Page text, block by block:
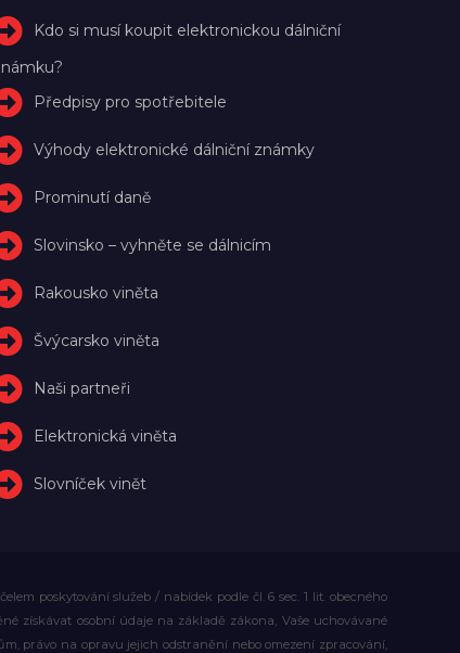
Kdo si musí koupit elektronickou dálniční
Předpisy pro spotřebitele
Výhody elektronické dálniční známky
Prominutí daně
Slovinsko – vyhněte se dálnicím
Rakousko viněta
Švýcarsko viněta
Naši partneři
Elektronická viněta
Slovníček vinět
poskytování služeb / nabídek podle čl. 6 sec. 1 lit. obecného
získávat osobní údaje na základě zákona, Vaše uchovávané
právo na opravu jejich odstranění nebo omezení zpracování,